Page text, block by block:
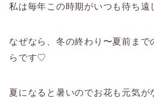
私は毎年この時期がいつも待ち遠
なぜなら、冬の終わり〜夏前ま
らです♡
夏になると暑いのでお花も元気が